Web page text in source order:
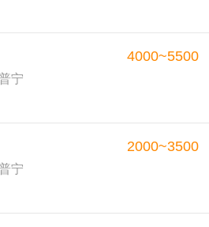
宁
4000~5500
宁
2000~3500